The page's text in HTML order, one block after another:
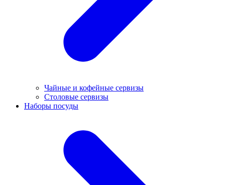
Чайные и кофейные сервизы
Столовые сервизы
Наборы посуды